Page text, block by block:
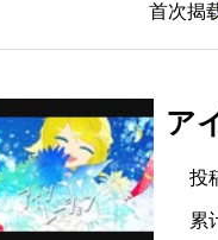
首次揭
ア
投
累